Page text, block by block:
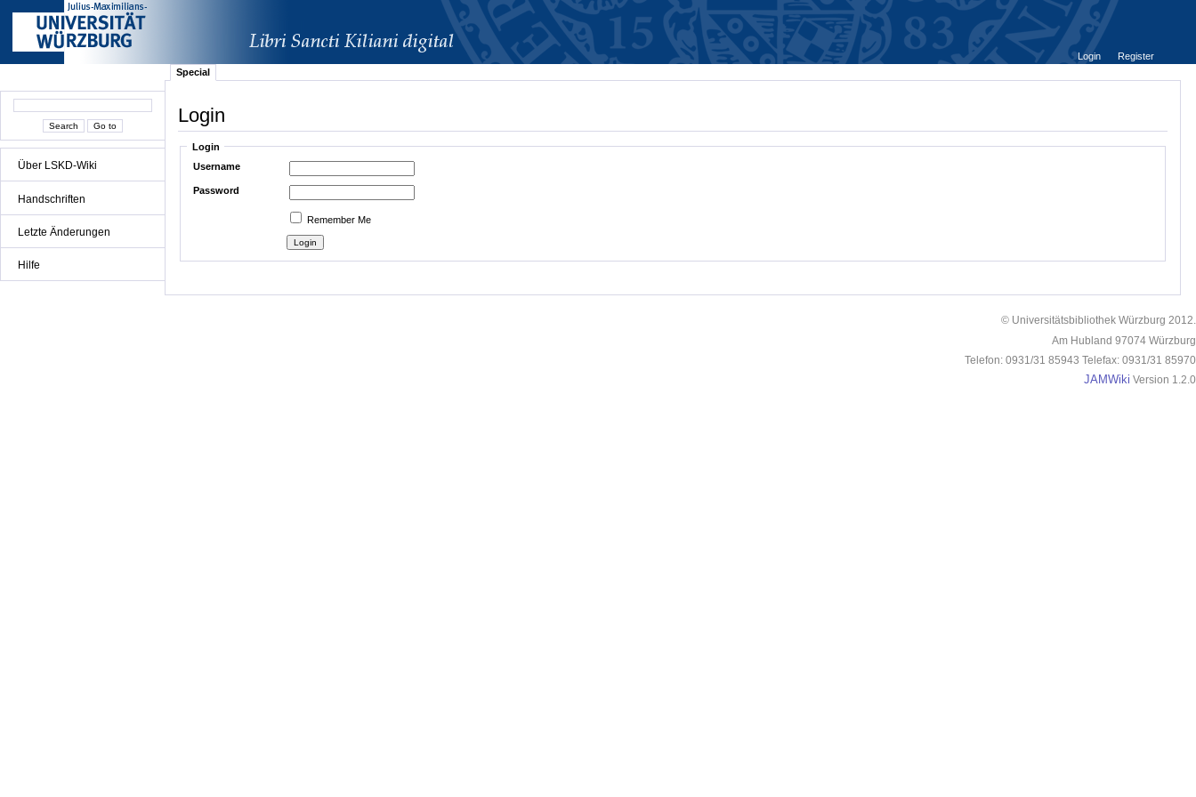
Über LSKD-Wiki
Handschriften
Letzte Änderungen
Hilfe
Login
Register
Special
Login
Login
Username
Password
Remember Me
© Universitätsbibliothek Würzburg 2012.
Am Hubland 97074 Würzburg
Telefon: 0931/31 85943 Telefax: 0931/31 85970
JAMWiki Version 1.2.0